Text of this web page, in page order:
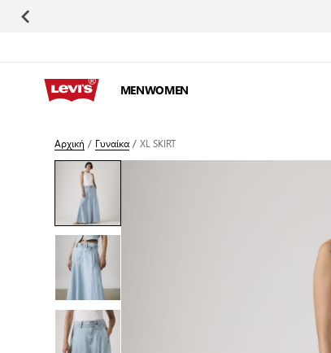
MENWOMEN
Αρχική / Γυναίκα/XL SKIRT